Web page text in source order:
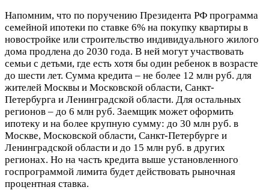
Напомним, что по поручению Президента РФ программа
семейной ипотеки по ставке 6% на покупку квартиры в
новостройке или строительство индивидуального жилого
дома продлена до 2030 года. В ней могут участвовать
семьи с детьми, где есть хотя бы один ребенок в возрасте
до шести лет. Сумма кредита – не более 12 млн руб. для
жителей Москвы и Московской области, Санкт-
Петербурга и Ленинградской области. Для остальных
регионов – до 6 млн руб. Заемщик может оформить
ипотеку и на более крупную сумму: до 30 млн руб. в
Москве, Московской области, Санкт-Петербурге и
Ленинградской области и до 15 млн руб. в других
регионах. Но на часть кредита выше установленного
госпрограммой лимита будет действовать рыночная
процентная ставка.